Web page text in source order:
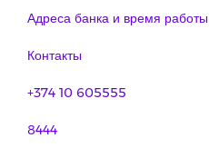
Адреса банка и время работы
Контакты
+374 10 605555
8444